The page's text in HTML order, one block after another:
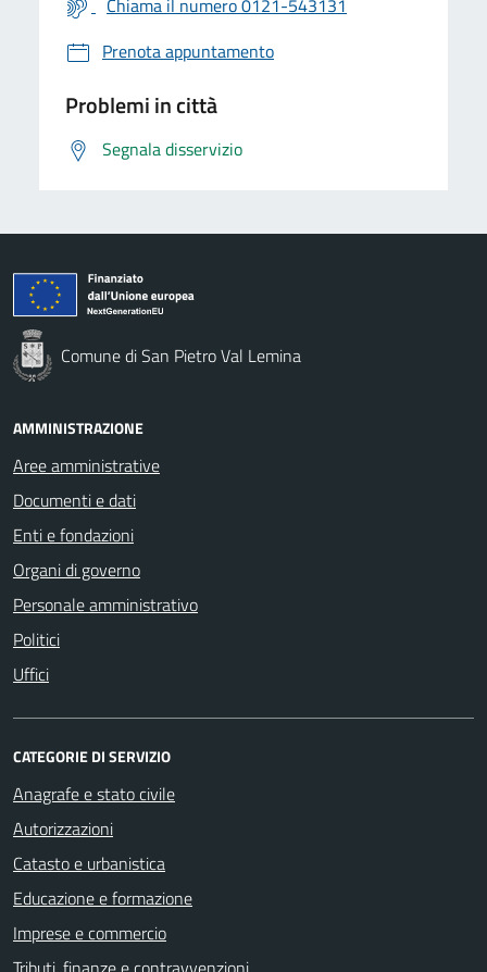
Prenota appuntamento
Problemi in città
Segnala disservizio
Comune di San Pietro Val Lemina
AMMINISTRAZIONE
Aree amministrative
Documenti e dati
Enti e fondazioni
Organi di governo
Personale amministrativo
Politici
Uffici
CATEGORIE DI SERVIZIO
Anagrafe e stato civile
Autorizzazioni
Catasto e urbanistica
Educazione e formazione
Imprese e commercio